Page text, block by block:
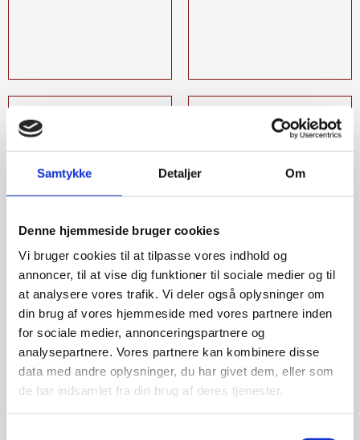
Samtykke Detaljer Om
Denne hjemmeside bruger cookies
Vi bruger cookies til at tilpasse vores indhold og
annoncer, til at vise dig funktioner til sociale medier og til
at analysere vores trafik. Vi deler også oplysninger om
din brug af vores hjemmeside med vores partnere inden
for sociale medier, annonceringspartnere og
analysepartnere. Vores partnere kan kombinere disse
data med andre oplysninger, du har givet dem, eller som
de har indsamlet fra din brug af deres tjenester.